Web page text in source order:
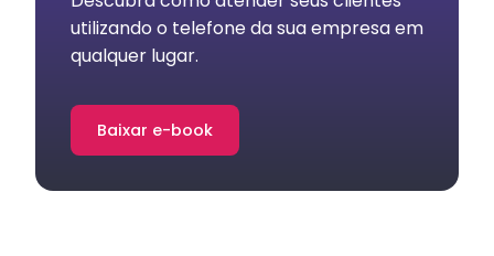
utilizando o telefone da sua empresa em
qualquer lugar.
Baixar e-book